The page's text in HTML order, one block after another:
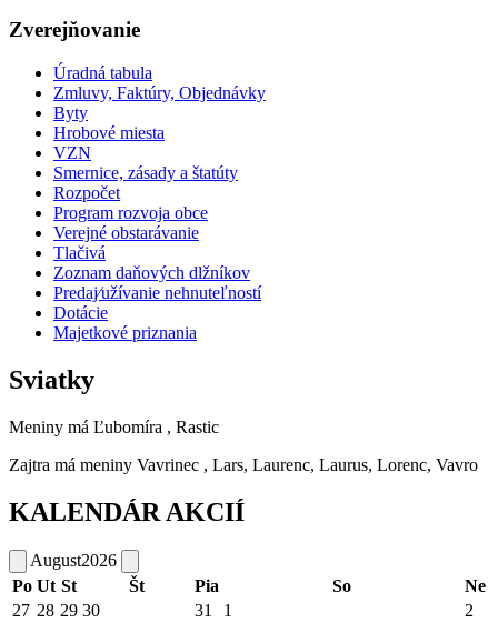
Zverejňovanie
Úradná tabula
Zmluvy, Faktúry, Objednávky
Byty
Hrobové miesta
VZN
Smernice, zásady a štatúty
Rozpočet
Program rozvoja obce
Verejné obstarávanie
Tlačivá
Zoznam daňových dlžníkov
Predaj⁄užívanie nehnuteľností
Dotácie
Majetkové priznania
Sviatky
Meniny má Ľubomíra , Rastic
Zajtra má meniny Vavrinec , Lars, Laurenc, Laurus, Lorenc, Vavro
KALENDÁR AKCIÍ
August2026
Po Ut St Št Pia So
Ne
27 28 29 30 31 1 2